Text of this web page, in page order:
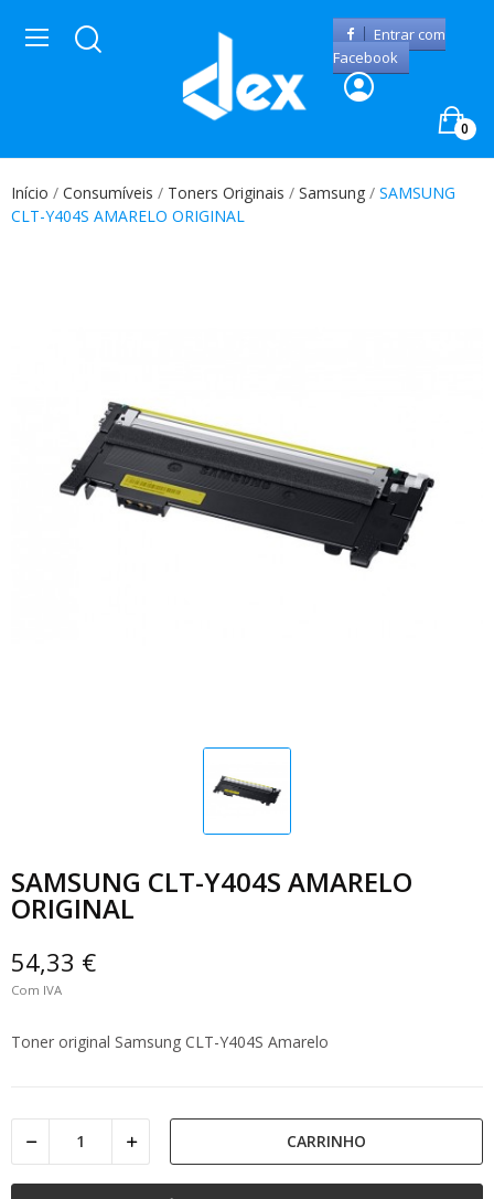
Entrar com
Facebook
0
Início Consumíveis Toners Originais Samsung
SAMSUNG
CLT-Y404S AMARELO ORIGINAL
SAMSUNG CLT-Y404S AMARELO
ORIGINAL
54,33 €
Com IVA
Toner original Samsung CLT-Y404S Amarelo
CARRINHO